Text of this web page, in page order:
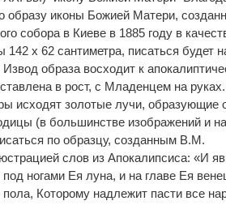
образу иконы Божией Матери,
собора в Киеве в 1885 году в
142 х 62 сантиметра, писаться будет
образа восходит к
в рост, с Младенцем на
исходят золотые лучи, образующие
(в большинстве изображений и на
по образцу, созданным В.М.
слов из Апокалипсиса: «И
ногами Ея луна, и на главе Ея
Которому надлежит пасти все